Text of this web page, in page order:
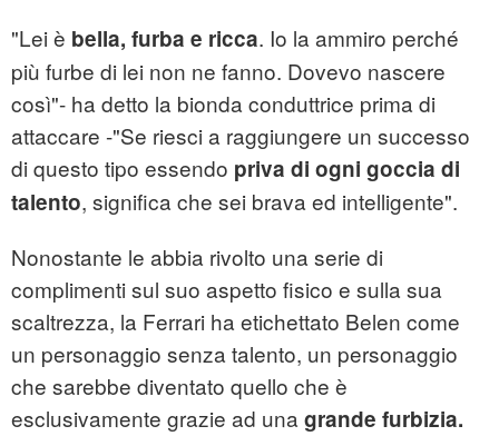
"Lei è bella, furba e ricca. Io la ammiro perché
più furbe di lei non ne fanno. Dovevo nascere
così"- ha detto la bionda conduttrice prima di
attaccare -"Se riesci a raggiungere un successo
di questo tipo essendo priva di ogni goccia di
talento, significa che sei brava ed intelligente".
Nonostante le abbia rivolto una serie di
complimenti sul suo aspetto fisico e sulla sua
scaltrezza, la Ferrari ha etichettato Belen come
un personaggio senza talento, un personaggio
che sarebbe diventato quello che è
esclusivamente grazie ad una grande furbizia.